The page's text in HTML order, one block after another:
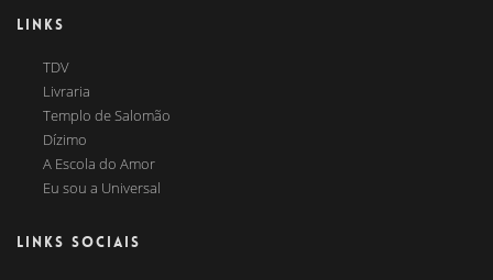
LINKS
TDV
Livraria
Templo de Salomão
Dízimo
A Escola do Amor
Eu sou a Universal
LINKS SOCIAIS